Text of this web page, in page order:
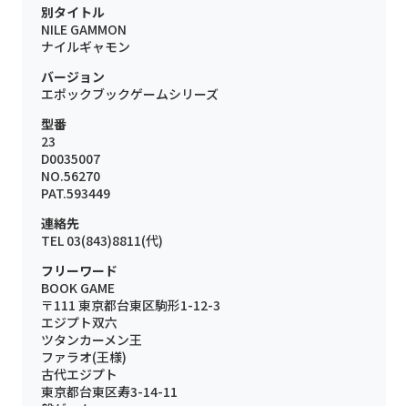
別タイトル
NILE GAMMON
ナイルギャモン
バージョン
エポックブックゲームシリーズ
型番
23
D0035007
NO.56270
PAT.593449
連絡先
TEL 03(843)8811(代)
フリーワード
BOOK GAME
〒111 東京都台東区駒形1-12-3
エジプト双六
ツタンカーメン王
ファラオ(王様)
古代エジプト
東京都台東区寿3-14-11